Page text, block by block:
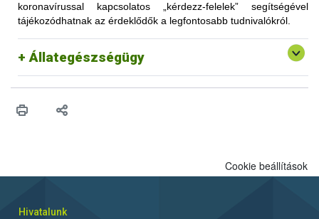
koronavírussal kapcsolatos „kérdezz-felelek” segítségével
tájékozódhatnak az érdeklődők a legfontosabb tudnivalókról.
Állategészségügy
Cookie beállítások
Hivatalunk